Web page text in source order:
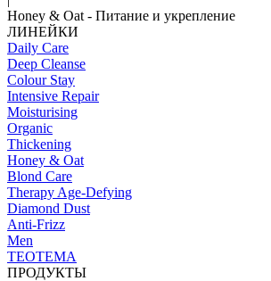
Honey & Oat - Питание и укрепление
ЛИНЕЙКИ
Daily Care
Deep Cleanse
Colour Stay
Intensive Repair
Moisturising
Organic
Thickening
Honey & Oat
Blond Care
Therapy Age-Defying
Diamond Dust
Anti-Frizz
Men
TEOTEMA
ПРОДУКТЫ